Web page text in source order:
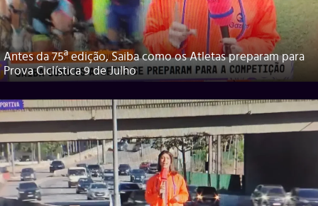
Antes da 75ª edição, Saiba como os Atletas preparam para
Prova Ciclística 9 de Julho